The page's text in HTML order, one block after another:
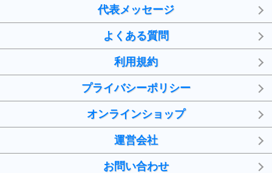
代表メッセージ
よくある質問
利用規約
プライバシーポリシー
オンラインショップ
運営会社
お問い合わせ